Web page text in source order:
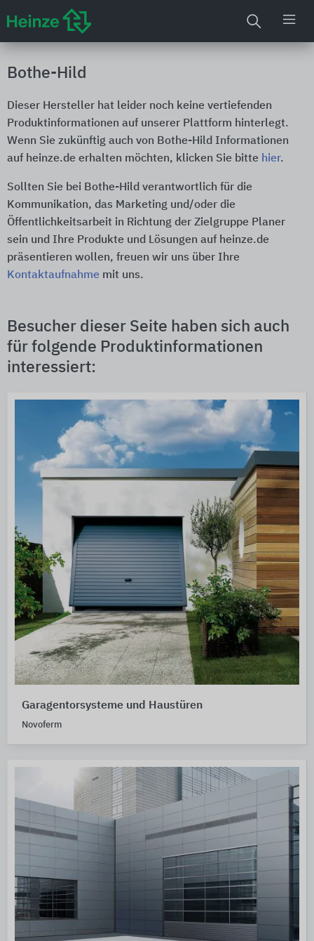
Bothe-Hild
Dieser Hersteller hat leider noch keine vertiefenden
Produktinformationen auf unserer Plattform hinterlegt.
Wenn Sie zukünftig auch von Bothe-Hild Informationen
auf heinze.de erhalten möchten, klicken Sie bitte hier.
Sollten Sie bei Bothe-Hild verantwortlich für die
Kommunikation, das Marketing und/oder die
Öffentlichkeitsarbeit in Richtung der Zielgruppe Planer
sein und Ihre Produkte und Lösungen auf heinze.de
präsentieren wollen, freuen wir uns über Ihre
Kontaktaufnahme mit uns.
Besucher dieser Seite haben sich auch
für folgende Produktinformationen
interessiert:
Garagentorsysteme und Haustüren
Novoferm